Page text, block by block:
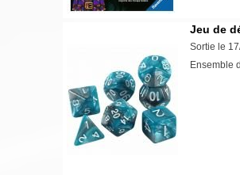
Jeu de
Sortie le
Ensemble